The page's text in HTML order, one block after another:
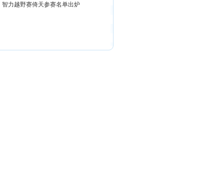
智力越野赛倚天参赛名单出炉